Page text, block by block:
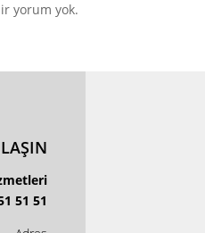
yorum yok.
51 51